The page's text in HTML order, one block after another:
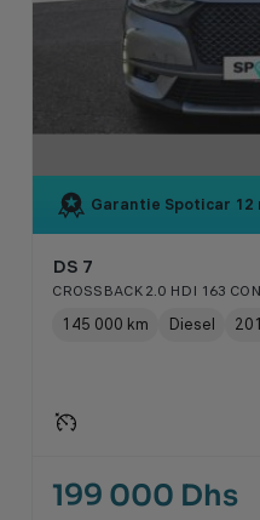
Garantie Spoticar 12
DS 7
CROSSBACK 2.0 HDI 163
145 000 km Diesel
199 000 Dhs